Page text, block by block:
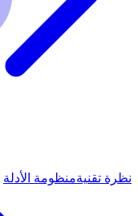
نظرة تقنيةمنظومة الأدلة